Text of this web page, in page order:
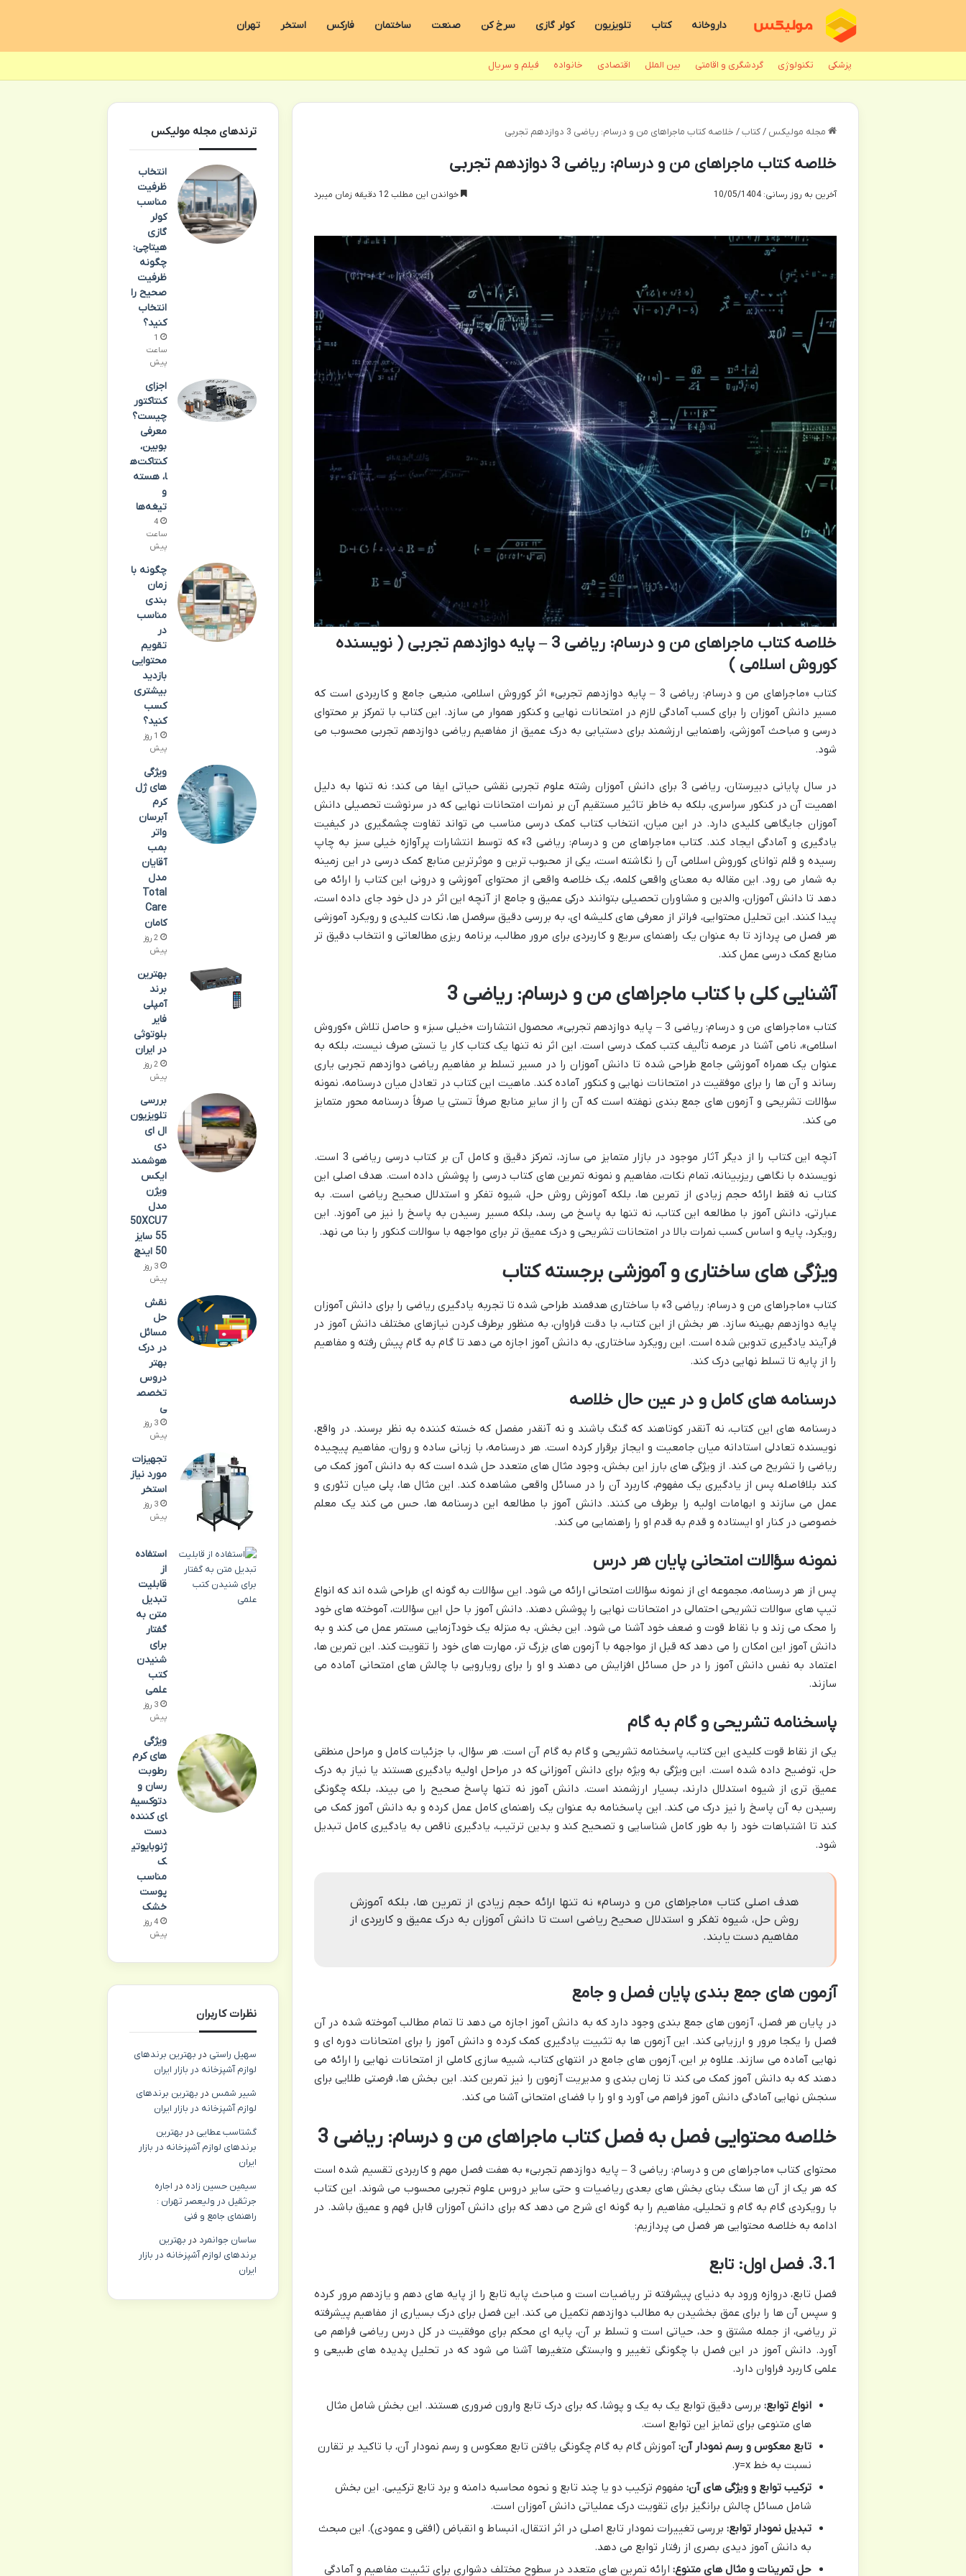
داروخانه کتاب تلویزیون کولر گازی سرخ کن صنعت ساختمان فارکس استخر تهران
پزشکی تکنولوژی گردشگری و اقامتی بین الملل اقتصادی خانواده فیلم و سریال
مجله مولیکس / کتاب / خلاصه کتاب ماجراهای من و درسام: ریاضی 3 دوازدهم تجربی
خلاصه کتاب ماجراهای من و درسام: ریاضی 3 دوازدهم تجربی
آخرین به روز رسانی: 10/05/1404 خواندن این مطلب 12 دقیقه زمان میبرد
خلاصه کتاب ماجراهای من و درسام: ریاضی 3 – پایه دوازدهم تجربی ( نویسنده
کوروش اسلامی )
کتاب «ماجراهای من و درسام: ریاضی 3 – پایه دوازدهم تجربی» اثر کوروش اسلامی، منبعی جامع و کاربردی است که
مسیر دانش آموزان را برای کسب آمادگی لازم در امتحانات نهایی و کنکور هموار می سازد. این کتاب با تمرکز بر محتوای
درسی و مباحث آموزشی، راهنمایی ارزشمند برای دستیابی به درک عمیق از مفاهیم ریاضی دوازدهم تجربی محسوب می
شود.
در سال پایانی دبیرستان، ریاضی 3 برای دانش آموزان رشته علوم تجربی نقشی حیاتی ایفا می کند؛ نه تنها به دلیل
اهمیت آن در کنکور سراسری، بلکه به خاطر تاثیر مستقیم آن بر نمرات امتحانات نهایی که در سرنوشت تحصیلی دانش
آموزان جایگاهی کلیدی دارد. در این میان، انتخاب کتاب کمک درسی مناسب می تواند تفاوت چشمگیری در کیفیت
یادگیری و آمادگی ایجاد کند. کتاب «ماجراهای من و درسام: ریاضی 3» که توسط انتشارات پرآوازه خیلی سبز به چاپ
رسیده و قلم توانای کوروش اسلامی آن را نگاشته است، یکی از محبوب ترین و موثرترین منابع کمک درسی در این زمینه
به شمار می رود. این مقاله به معنای واقعی کلمه، یک خلاصه واقعی از محتوای آموزشی و درونی این کتاب را ارائه می
دهد تا دانش آموزان، والدین و مشاوران تحصیلی بتوانند درکی عمیق و جامع از آنچه این اثر در دل خود جای داده است،
پیدا کنند. این تحلیل محتوایی، فراتر از معرفی های کلیشه ای، به بررسی دقیق سرفصل ها، نکات کلیدی و رویکرد آموزشی
هر فصل می پردازد تا به عنوان یک راهنمای سریع و کاربردی برای مرور مطالب، برنامه ریزی مطالعاتی و انتخاب دقیق تر
منابع کمک درسی عمل کند.
آشنایی کلی با کتاب ماجراهای من و درسام: ریاضی 3
کتاب «ماجراهای من و درسام: ریاضی 3 – پایه دوازدهم تجربی»، محصول انتشارات «خیلی سبز» و حاصل تلاش «کوروش
اسلامی»، نامی آشنا در عرصه تألیف کتب کمک درسی است. این اثر نه تنها یک کتاب کار یا تستی صرف نیست، بلکه به
عنوان یک همراه آموزشی جامع طراحی شده تا دانش آموزان را در مسیر تسلط بر مفاهیم ریاضی دوازدهم تجربی یاری
رساند و آن ها را برای موفقیت در امتحانات نهایی و کنکور آماده کند. ماهیت این کتاب در تعادل میان درسنامه، نمونه
سؤالات تشریحی و آزمون های جمع بندی نهفته است که آن را از سایر منابع صرفاً تستی یا صرفاً درسنامه محور متمایز
می کند.
آنچه این کتاب را از دیگر آثار موجود در بازار متمایز می سازد، تمرکز دقیق و کامل آن بر کتاب درسی ریاضی 3 است.
نویسنده با نگاهی ریزبینانه، تمام نکات، مفاهیم و نمونه تمرین های کتاب درسی را پوشش داده است. هدف اصلی این
کتاب نه فقط ارائه حجم زیادی از تمرین ها، بلکه آموزش روش حل، شیوه تفکر و استدلال صحیح ریاضی است. به
عبارتی، دانش آموز با مطالعه این کتاب، نه تنها به پاسخ می رسد، بلکه مسیر رسیدن به پاسخ را نیز می آموزد. این
رویکرد، پایه و اساس کسب نمرات بالا در امتحانات تشریحی و درک عمیق تر برای مواجهه با سوالات کنکور را بنا می نهد.
ویژگی های ساختاری و آموزشی برجسته کتاب
کتاب «ماجراهای من و درسام: ریاضی 3» با ساختاری هدفمند طراحی شده تا تجربه یادگیری ریاضی را برای دانش آموزان
پایه دوازدهم بهینه سازد. هر بخش از این کتاب، با دقت فراوان، به منظور برطرف کردن نیازهای مختلف دانش آموز در
فرآیند یادگیری تدوین شده است. این رویکرد ساختاری، به دانش آموز اجازه می دهد تا گام به گام پیش رفته و مفاهیم
را از پایه تا تسلط نهایی درک کند.
درسنامه های کامل و در عین حال خلاصه
درسنامه های این کتاب، نه آنقدر کوتاهند که گنگ باشند و نه آنقدر مفصل که خسته کننده به نظر برسند. در واقع،
نویسنده تعادلی استادانه میان جامعیت و ایجاز برقرار کرده است. هر درسنامه، با زبانی ساده و روان، مفاهیم پیچیده
ریاضی را تشریح می کند. از ویژگی های بارز این بخش، وجود مثال های متعدد حل شده است که به دانش آموز کمک می
کند بلافاصله پس از یادگیری یک مفهوم، کاربرد آن را در مسائل واقعی مشاهده کند. این مثال ها، پلی میان تئوری و
عمل می سازند و ابهامات اولیه را برطرف می کنند. دانش آموز با مطالعه این درسنامه ها، حس می کند یک معلم
خصوصی در کنار او ایستاده و قدم به قدم او را راهنمایی می کند.
نمونه سؤالات امتحانی پایان هر درس
پس از هر درسنامه، مجموعه ای از نمونه سؤالات امتحانی ارائه می شود. این سؤالات به گونه ای طراحی شده اند که انواع
تیپ های سوالات تشریحی احتمالی در امتحانات نهایی را پوشش دهند. دانش آموز با حل این سؤالات، آموخته های خود
را محک می زند و با نقاط قوت و ضعف خود آشنا می شود. این بخش، به منزله یک خودآزمایی مستمر عمل می کند و به
دانش آموز این امکان را می دهد که قبل از مواجهه با آزمون های بزرگ تر، مهارت های خود را تقویت کند. این تمرین ها،
اعتماد به نفس دانش آموز را در حل مسائل افزایش می دهند و او را برای رویارویی با چالش های امتحانی آماده می
سازند.
پاسخنامه تشریحی و گام به گام
یکی از نقاط قوت کلیدی این کتاب، پاسخنامه تشریحی و گام به گام آن است. هر سؤال، با جزئیات کامل و مراحل منطقی
حل، توضیح داده شده است. این ویژگی به ویژه برای دانش آموزانی که در مراحل اولیه یادگیری هستند یا نیاز به درک
عمیق تری از شیوه استدلال دارند، بسیار ارزشمند است. دانش آموز نه تنها پاسخ صحیح را می بیند، بلکه چگونگی
رسیدن به آن پاسخ را نیز درک می کند. این پاسخنامه به عنوان یک راهنمای کامل عمل کرده و به دانش آموز کمک می
کند تا اشتباهات خود را به طور کامل شناسایی و تصحیح کند و بدین ترتیب، یادگیری ناقص به یادگیری کامل تبدیل
شود.
هدف اصلی کتاب «ماجراهای من و درسام» نه تنها ارائه حجم زیادی از تمرین ها، بلکه آموزش
روش حل، شیوه تفکر و استدلال صحیح ریاضی است تا دانش آموزان به درک عمیق و کاربردی از
مفاهیم دست یابند.
آزمون های جمع بندی پایان فصل و جامع
در پایان هر فصل، آزمون های جمع بندی وجود دارد که به دانش آموز اجازه می دهد تا تمام مطالب آموخته شده در آن
فصل را یکجا مرور و ارزیابی کند. این آزمون ها به تثبیت یادگیری کمک کرده و دانش آموز را برای امتحانات دوره ای و
نهایی آماده می سازند. علاوه بر این، آزمون های جامع در انتهای کتاب، شبیه سازی کاملی از امتحانات نهایی را ارائه می
دهند که به دانش آموز کمک می کند تا زمان بندی و مدیریت آزمون را نیز تمرین کند. این بخش ها، فرصتی طلایی برای
سنجش نهایی آمادگی دانش آموز فراهم می آورد و او را با فضای امتحانی آشنا می کند.
خلاصه محتوایی فصل به فصل کتاب ماجراهای من و درسام: ریاضی 3
محتوای کتاب «ماجراهای من و درسام: ریاضی 3 – پایه دوازدهم تجربی» به هفت فصل مهم و کاربردی تقسیم شده است
که هر یک از آن ها سنگ بنای بخش های بعدی ریاضیات و حتی سایر دروس علوم تجربی محسوب می شوند. این کتاب
با رویکردی گام به گام و تحلیلی، مفاهیم را به گونه ای شرح می دهد که برای دانش آموزان قابل فهم و عمیق باشد. در
ادامه به خلاصه محتوایی هر فصل می پردازیم:
3.1. فصل اول: تابع
فصل تابع، دروازه ورود به دنیای پیشرفته تر ریاضیات است و مباحث پایه تابع را از پایه های دهم و یازدهم مرور کرده
و سپس آن ها را برای عمق بخشیدن به مطالب دوازدهم تکمیل می کند. این فصل برای درک بسیاری از مفاهیم پیشرفته
تر ریاضی، از جمله مشتق و حد، حیاتی است و تسلط بر آن، پایه ای محکم برای موفقیت در کل درس ریاضی فراهم می
آورد. دانش آموز در این فصل با چگونگی تغییر و وابستگی متغیرها آشنا می شود که در تحلیل پدیده های طبیعی و
علمی کاربرد فراوان دارد.
انواع توابع: بررسی دقیق توابع یک به یک و پوشا، که برای درک تابع وارون ضروری هستند. این بخش شامل مثال
های متنوعی برای تمایز این توابع است.
تابع معکوس و رسم نمودار آن: آموزش گام به گام چگونگی یافتن تابع معکوس و رسم نمودار آن، با تاکید بر تقارن
نسبت به خط y=x.
ترکیب توابع و ویژگی های آن: مفهوم ترکیب دو یا چند تابع و نحوه محاسبه دامنه و برد تابع ترکیبی. این بخش
شامل مسائل چالش برانگیز برای تقویت درک عملیاتی دانش آموزان است.
تبدیل نمودار توابع: بررسی تغییرات نمودار تابع اصلی در اثر انتقال، انبساط و انقباض (افقی و عمودی). این مبحث
به دانش آموز دیدی بصری از رفتار توابع می دهد.
حل تمرینات و مثال های متنوع: ارائه تمرین های متعدد در سطوح مختلف دشواری برای تثبیت مفاهیم و آمادگی
ترندهای مجله مولیکس
انتخاب
ظرفیت
مناسب
کولر
گازی
هیتاچی:
چگونه
ظرفیت
صحیح را
انتخاب
کنید؟
1
ساعت
پیش
اجزای
کنتاکتور
چیست؟
معرفی
بوبین،
کنتاکت‌ه
ا، هسته
و
تیغه‌ها
4
ساعت
پیش
چگونه با
زمان
بندی
مناسب
در
تقویم
محتوایی
بازدید
بیشتری
کسب
کنید؟
1 روز
پیش
ویژگی
های ژل
کرم
آبرسان
واتر
بمب
آقایان
مدل
Total
Care
کامان
2 روز
پیش
بهترین
برند
آمپلی
فایر
بلوتوثی
در ایران
2 روز
پیش
بررسی
تلویزیون
ال ای
دی
هوشمند
ایکس
ویژن
مدل
50XCU7
55 سایز
50 اینچ
3 روز
پیش
نقش
حل
مسائل
در درک
بهتر
دروس
تخصص
ی
3 روز
پیش
تجهیزات
مورد نیاز
استخر
3 روز
پیش
استفاده
از
قابلیت
تبدیل
متن به
گفتار
برای
شنیدن
کتب
علمی
3 روز
پیش
ویژگی
های کرم
رطوبت
رسان و
دتوکسیف
ای کننده
دست
ژنوبایوتی
ک
مناسب
پوست
خشک
4 روز
پیش
نظرات کاربران
سهیل راستی در بهترین برندهای
لوازم آشپزخانه در بازار ایران
شبیر شمس در بهترین برندهای
لوازم آشپزخانه در بازار ایران
گشتاسب عطایی در بهترین
برندهای لوازم آشپزخانه در بازار
ایران
سیمین حسین زاده در اجاره
جرثقیل در ولیعصر تهران :
راهنمای جامع و فنی
ساسان جوانمرد در بهترین
برندهای لوازم آشپزخانه در بازار
ایران